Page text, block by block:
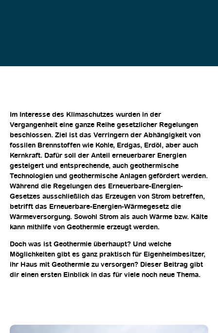
Im Interesse des Klimaschutzes wurden in der
Vergangenheit eine ganze Reihe gesetzlicher Regelungen
beschlossen. Ziel ist das Verringern der Abhängigkeit von
fossilen Brennstoffen wie Kohle, Erdgas, Erdöl, aber auch
Kernkraft. Dafür soll der Anteil erneuerbarer Energien
gesteigert und entsprechende, auch geothermische
Technologien und geothermische Anlagen gefördert werden.
Während die Regelungen des Erneuerbare-Energien-
Gesetzes ausschließlich das Erzeugen von Strom betreffen,
betrifft das Erneuerbare-Energien-Wärmegesetz die
Wärmeversorgung. Sowohl Strom als auch Wärme bzw. Kälte
kann mithilfe von Geothermie erzeugt werden.
Doch was ist Geothermie überhaupt? Und welche
Möglichkeiten gibt es ganz praktisch für Eigenheimbesitzer,
ihr Haus mit Geothermie zu versorgen? Dieser Beitrag gibt
dir einen ersten Einblick in das für viele noch neue Thema.